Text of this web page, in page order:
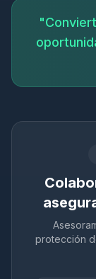
protección